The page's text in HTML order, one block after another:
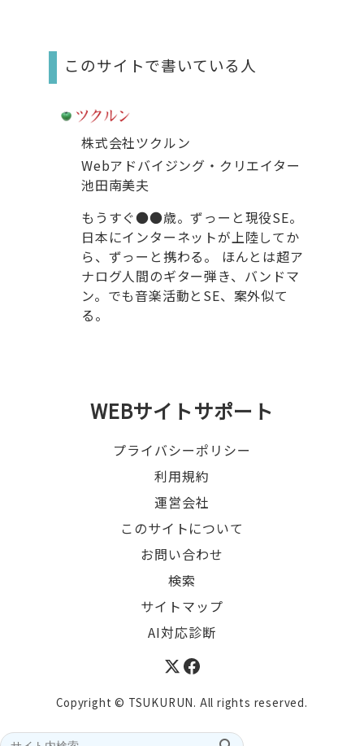
このサイトで書いている人
株式会社ツクルン
Webアドバイジング・クリエイター
池田南美夫
もうすぐ●●歳。ずっーと現役SE。
日本にインターネットが上陸してか
ら、ずっーと携わる。 ほんとは超ア
ナログ人間のギター弾き、バンドマ
ン。でも音楽活動とSE、案外似て
る。
WEBサイトサポート
プライバシーポリシー
利用規約
運営会社
このサイトについて
お問い合わせ
検索
サイトマップ
AI対応診断
Copyright © TSUKURUN. All rights reserved.